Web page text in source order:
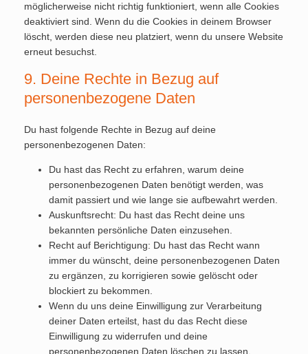
möglicherweise nicht richtig funktioniert, wenn alle Cookies
deaktiviert sind. Wenn du die Cookies in deinem Browser
löscht, werden diese neu platziert, wenn du unsere Website
erneut besuchst.
9. Deine Rechte in Bezug auf
personenbezogene Daten
Du hast folgende Rechte in Bezug auf deine
personenbezogenen Daten:
Du hast das Recht zu erfahren, warum deine
personenbezogenen Daten benötigt werden, was
damit passiert und wie lange sie aufbewahrt werden.
Auskunftsrecht: Du hast das Recht deine uns
bekannten persönliche Daten einzusehen.
Recht auf Berichtigung: Du hast das Recht wann
immer du wünscht, deine personenbezogenen Daten
zu ergänzen, zu korrigieren sowie gelöscht oder
blockiert zu bekommen.
Wenn du uns deine Einwilligung zur Verarbeitung
deiner Daten erteilst, hast du das Recht diese
Einwilligung zu widerrufen und deine
personenbezogenen Daten löschen zu lassen.